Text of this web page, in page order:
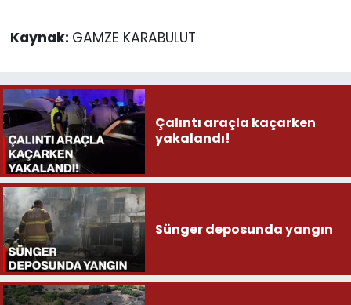
Kaynak: GAMZE KARABULUT
Çalıntı araçla kaçarken
yakalandı!
Sünger deposunda yangın